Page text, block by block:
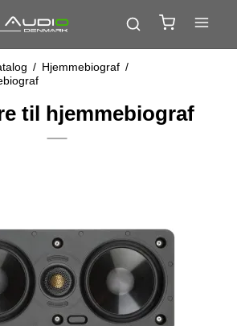
/ Hjemmebiograf /
til hjemmebiograf